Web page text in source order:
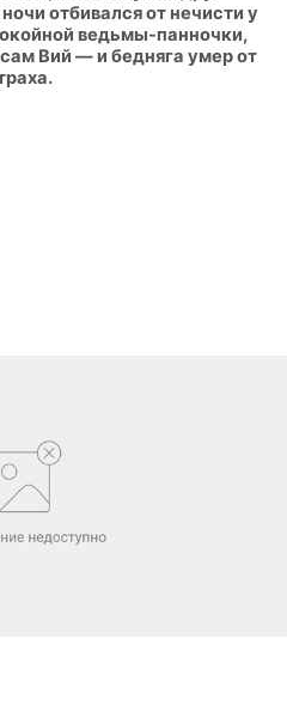
отбивался от нечисти у
ведьмы-панночки,
Вий — и бедняга умер от